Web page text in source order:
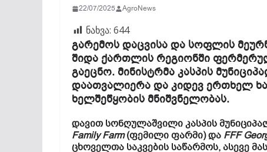
22/07/2025 AgroNews
ნახვა: 644
გარემოს დაცვისა და სოფლის
შიდა ქართლის რეგიონში
გაეცნო. მინისტრმა კასპის
დაათვალიერა და კიდევ ერთხელ
ხელშეწყობის მნიშვნელობას.
დავით სონღულაშვილი კასპის
Family Farm(ფემილი ფარმი) და FFF
ცხოველთა საკვების საწარმოს, ასევე